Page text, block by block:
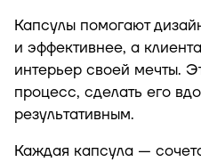
Капсулы помогают
и эффективнее, а
интерьер своей мечты.
процесс, сделать его
результативным.
Каждая капсула —